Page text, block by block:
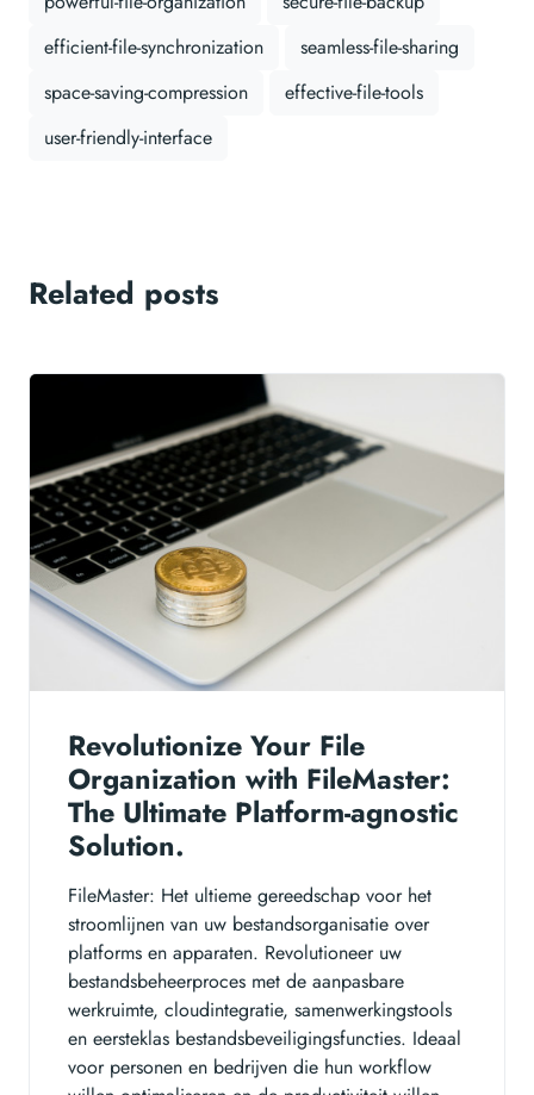
efficient-file-synchronization
seamless-file-sharing
space-saving-compression
effective-file-tools
user-friendly-interface
Related posts
Revolutionize Your File
Organization with FileMaster:
The Ultimate Platform-agnostic
Solution.
FileMaster: Het ultieme gereedschap voor het
stroomlijnen van uw bestandsorganisatie over
platforms en apparaten. Revolutioneer uw
bestandsbeheerproces met de aanpasbare
werkruimte, cloudintegratie, samenwerkingstools
en eersteklas bestandsbeveiligingsfuncties. Ideaal
voor personen en bedrijven die hun workflow